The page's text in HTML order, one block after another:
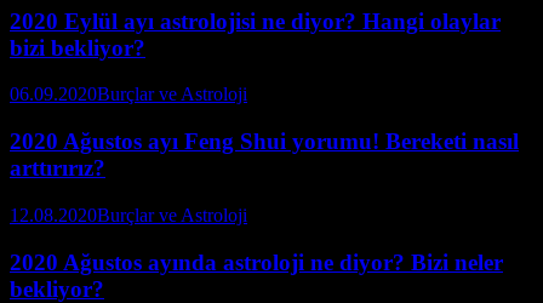
2020 Eylül ayı astrolojisi ne diyor? Hangi olaylar
bizi bekliyor?
06.09.2020Burçlar ve Astroloji
2020 Ağustos ayı Feng Shui yorumu! Bereketi nasıl
arttırırız?
12.08.2020Burçlar ve Astroloji
2020 Ağustos ayında astroloji ne diyor? Bizi neler
bekliyor?